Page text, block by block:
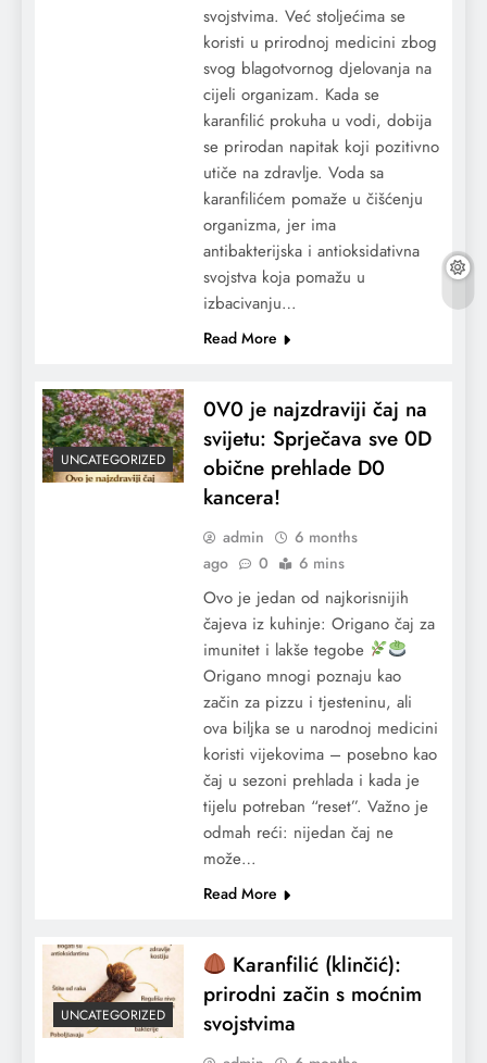
svojstvima. Već stoljećima se
koristi u prirodnoj medicini zbog
svog blagotvornog djelovanja na
cijeli organizam. Kada se
karanfilić prokuha u vodi, dobija
se prirodan napitak koji pozitivno
utiče na zdravlje. Voda sa
karanfilićem pomaže u čišćenju
organizma, jer ima
antibakterijska i antioksidativna
svojstva koja pomažu u
izbacivanju…
Read More
UNCATEGORIZED
0V0 je najzdraviji čaj na
svijetu: Sprječava sve 0D
obične prehlade D0
kancera!
admin
6 months
ago
0 6 mins
Ovo je jedan od najkorisnijih
čajeva iz kuhinje: Origano čaj za
imunitet i lakše tegobe
Origano mnogi poznaju kao
začin za pizzu i tjesteninu, ali
ova biljka se u narodnoj medicini
koristi vijekovima – posebno kao
čaj u sezoni prehlada i kada je
tijelu potreban “reset”. Važno je
odmah reći: nijedan čaj ne
može…
Read More
UNCATEGORIZED
Karanfilić (klinčić):
prirodni začin s moćnim
svojstvima